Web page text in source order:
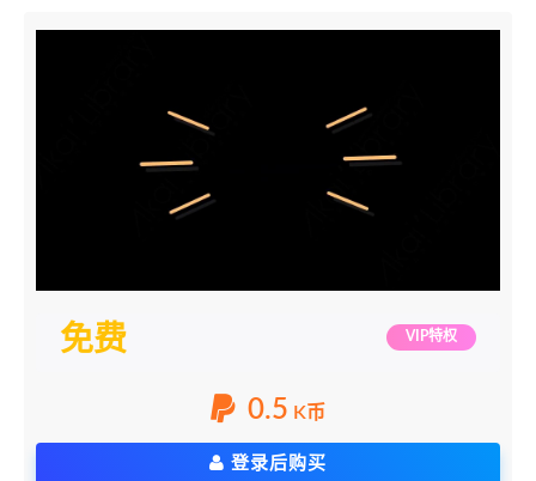
免费 VIP特权
0.5 K币
登录后购买